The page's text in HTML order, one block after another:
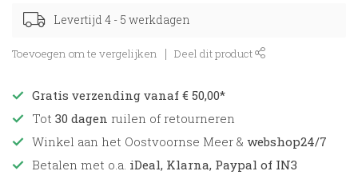
Levertijd 4 - 5 werkdagen
Toevoegen om te vergelijken Deel dit product
Gratis verzending vanaf € 50,00*
Tot 30 dagen ruilen of retourneren
Winkel aan het Oostvoornse Meer & webshop24/7
Betalen met o.a. iDeal, Klarna, Paypal of IN3